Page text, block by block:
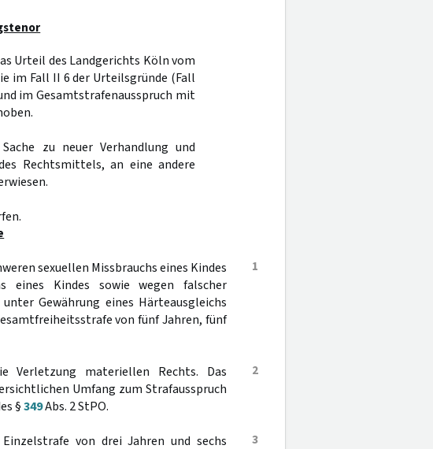
Urteil des Landgerichts Köln vom
im Fall II 6 der Urteilsgründe (Fall
im Gesamtstrafenausspruch mit
zu neuer Verhandlung und
Rechtsmittels, an eine andere
1
sexuellen Missbrauchs eines Kindes
eines Kindes sowie wegen falscher
Gewährung eines Härteausgleichs
von fünf Jahren, fünf
2
Verletzung materiellen Rechts. Das
Umfang zum Strafausspruch
§349Abs. 2 StPO.
3
von drei Jahren und sechs